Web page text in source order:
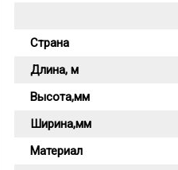
Страна
Длина, м
Высота,мм
Ширина,мм
Материал